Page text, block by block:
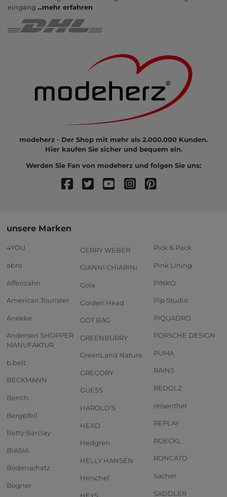
eingang ...mehr erfahren
modeherz - Der Shop mit mehr als 2.000.000 Kunden.
Hier kaufen Sie sicher und bequem ein.
Werden Sie Fan von modeherz und folgen Sie uns:
unsere Marken
4YOU
abro
Affenzahn
American Tourister
Anekke
Andersen SHOPPER
MANUFAKTUR
b.belt
BECKMANN
Bench.
Bergpfeil
Betty Barclay
BIASIA
Bodenschatz
Bogner
GERRY WEBER
GIANNI CHIARINI
Gola
Golden Head
GOT BAG
GREENBURRY
GreenLand Nature
GREGORY
GUESS
HAROLD'S
HEAD
Hedgren
HELLY HANSEN
Herschel
Pick & Pack
Pink Lining
PINKO
Pip Studio
PIQUADRO
PORSCHE DESIGN
PUMA
RAINS
REDOLZ
reisenthel
REPLAY
ROECKL
RONCATO
Sacher
SADDLER